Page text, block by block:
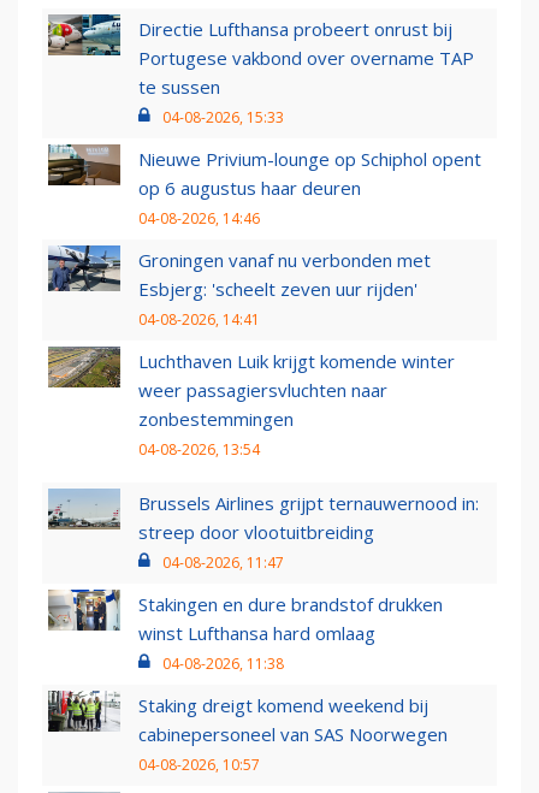
Directie Lufthansa probeert onrust bij
Portugese vakbond over overname TAP
te sussen
04-08-2026, 15:33
Nieuwe Privium-lounge op Schiphol opent
op 6 augustus haar deuren
04-08-2026, 14:46
Groningen vanaf nu verbonden met
Esbjerg: 'scheelt zeven uur rijden'
04-08-2026, 14:41
Luchthaven Luik krijgt komende winter
weer passagiersvluchten naar
zonbestemmingen
04-08-2026, 13:54
Brussels Airlines grijpt ternauwernood in:
streep door vlootuitbreiding
04-08-2026, 11:47
Stakingen en dure brandstof drukken
winst Lufthansa hard omlaag
04-08-2026, 11:38
Staking dreigt komend weekend bij
cabinepersoneel van SAS Noorwegen
04-08-2026, 10:57